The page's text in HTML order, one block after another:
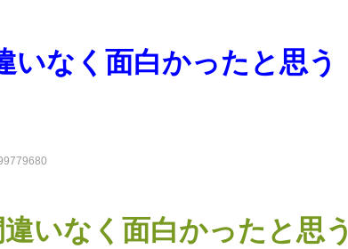
いなく面白かったと思う
いなく面白かったと思う